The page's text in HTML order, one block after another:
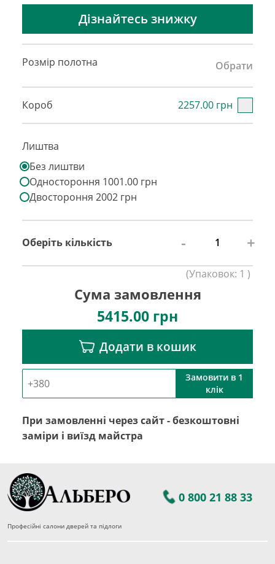
Дізнайтесь знижку
Розмір полотна Обрати
Короб 2257.00 грн
Лиштва
Без лиштви
Одностороння 1001.00 грн
Двостороння 2002 грн
Оберіть кількість - +
(Упаковок: 1 )
Сума замовлення
5415.00 грн
Додати в кошик
Замовити в 1
клік
При замовленні через сайт - безкоштовні
заміри і виїзд майстра
0 800 21 88 33
Професійні салони дверей та підлоги